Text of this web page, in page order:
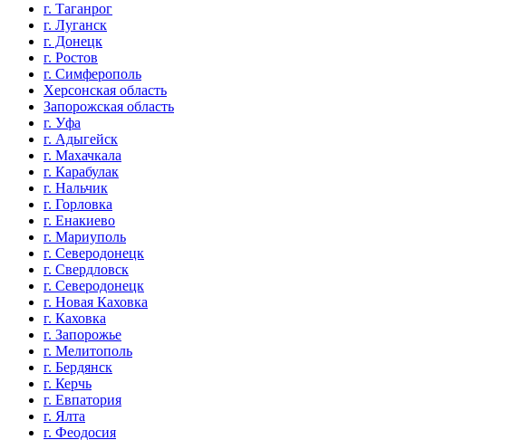
г. Таганрог
г. Луганск
г. Донецк
г. Ростов
г. Симферополь
Херсонская область
Запорожская область
г. Уфа
г. Адыгейск
г. Махачкала
г. Карабулак
г. Нальчик
г. Горловка
г. Енакиево
г. Мариуполь
г. Северодонецк
г. Свердловск
г. Северодонецк
г. Новая Каховка
г. Каховка
г. Запорожье
г. Мелитополь
г. Бердянск
г. Керчь
г. Евпатория
г. Ялта
г. Феодосия